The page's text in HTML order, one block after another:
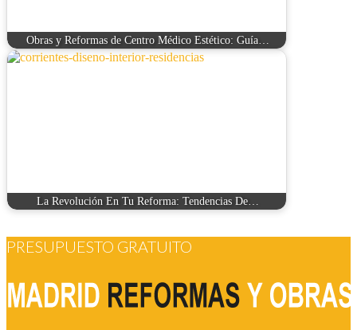
Obras y Reformas de Centro Médico Estético: Guía…
La Revolución En Tu Reforma: Tendencias De…
PRESUPUESTO GRATUITO